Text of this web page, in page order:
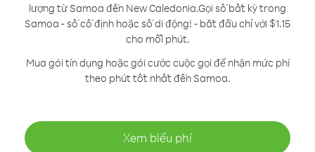
lượng từ Samoa đến New Caledonia.Gọi số bất kỳ trong
Samoa - số cố định hoặc số di động! - bắt đầu chỉ với $1.15
cho mỗi phút.
Mua gói tín dụng hoặc gói cước cuộc gọi để nhận mức phí
theo phút tốt nhất đến Samoa.
Xem biểu phí